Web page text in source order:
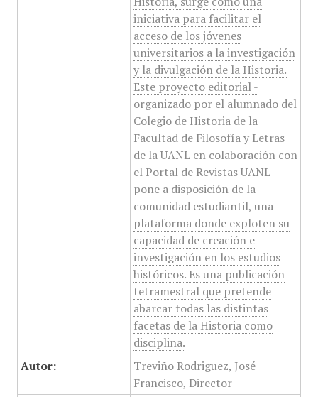
iniciativa para facilitar el
acceso de los jóvenes
universitarios a la investigación
y la divulgación de la Historia.
Este proyecto editorial -
organizado por el alumnado del
Colegio de Historia de la
Facultad de Filosofía y Letras
de la UANL en colaboración con
el Portal de Revistas UANL-
pone a disposición de la
comunidad estudiantil, una
plataforma donde exploten su
capacidad de creación e
investigación en los estudios
históricos. Es una publicación
tetramestral que pretende
abarcar todas las distintas
facetas de la Historia como
disciplina.
Autor:
Treviño Rodriguez, José
Francisco, Director